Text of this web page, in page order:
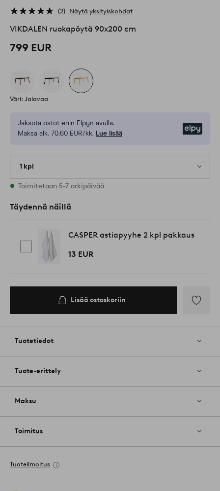
2 Näytä yksityiskohdat
VIKDALEN ruokapöytä 90x200 cm
799 EUR
Väri: Jalavaa
Jaksota ostot eriin Elpyn avulla.
Maksa alk. 70,60 EUR/kk. Lue lisää
1 kpl
Varastossa
Toimitetaan 5-7 arkipäivää
Täydennä näillä
CASPER astiapyyhe 2 kpl pakkaus
13 EUR
Lisää ostoskoriin
Tuotetiedot
Tuote-erittely
Maksu
Toimitus
Tuoteilmoitus